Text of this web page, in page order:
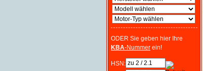
ODER Sie geben hier Ihre
KBA-Nummer ein!
HSN: